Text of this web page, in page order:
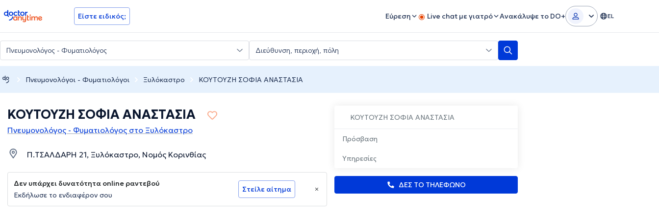
doctoranytime Είστε ειδικός; Εύρεση Live chat με γιατρό Ανακάλυψε το DO+ EL
Πνευμονολόγοι - Φυματιολόγοι Ξυλόκαστρο ΚΟΥΤΟΥΖΗ ΣΟΦΙΑ ΑΝΑΣΤΑΣΙΑ
ΚΟΥΤΟΥΖΗ ΣΟΦΙΑ ΑΝΑΣΤΑΣΙΑ
Πρόσβαση
Υπηρεσίες
ΔΕΣ ΤΟ ΤΗΛΕΦΩΝΟ
ΚΟΥΤΟΥΖΗ ΣΟΦΙΑ ΑΝΑΣΤΑΣΙΑ
Πνευμονολόγος - Φυματιολόγος στο Ξυλόκαστρο
Π.ΤΣΑΛΔΑΡΗ 21, Ξυλόκαστρο, Νομός Κορινθίας
Δεν υπάρχει δυνατότητα online ραντεβού
Εκδήλωσε το ενδιαφέρον σου
Στείλε αίτημα